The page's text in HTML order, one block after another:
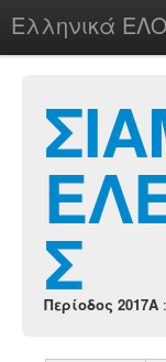
Ελληνικά ΕΛΟ
chesstu.be @
LoginΣ
Περίοδος 2017A